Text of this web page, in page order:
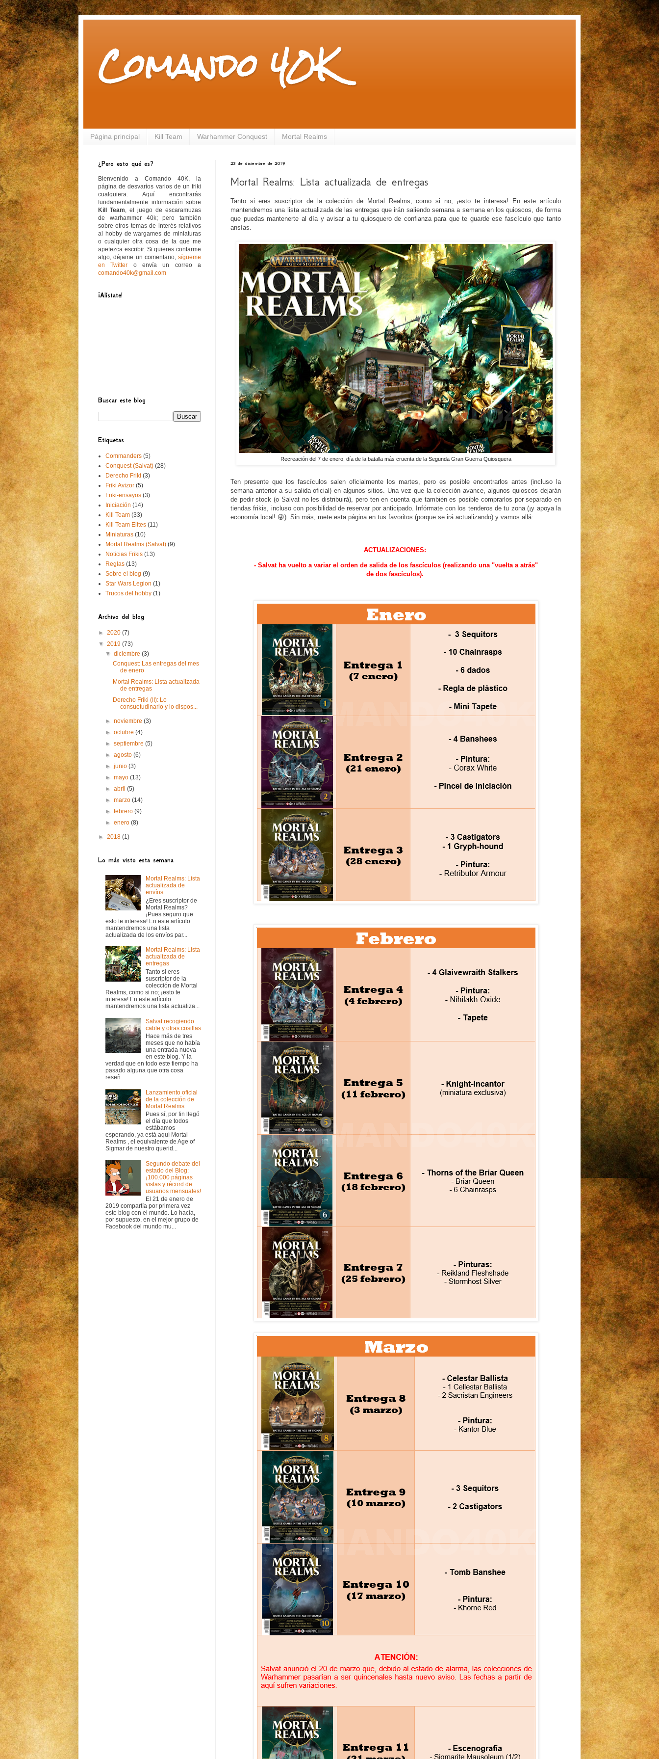
Comando 40K
Página principal Kill Team Warhammer Conquest Mortal Realms
23 de diciembre de 2019
Mortal Realms: Lista actualizada de entregas
Tanto si eres suscriptor de la colección de Mortal Realms, como si no; ¡esto te interesa! En este artículo
mantendremos una lista actualizada de las entregas que irán saliendo semana a semana en los quioscos, de forma
que puedas mantenerte al día y avisar a tu quiosquero de confianza para que te guarde ese fascículo que tanto
ansías.
Recreación del 7 de enero, día de la batalla más cruenta de la Segunda Gran Guerra Quiosquera
Ten presente que los fascículos salen oficialmente los martes, pero es posible encontrarlos antes (incluso la
semana anterior a su salida oficial) en algunos sitios. Una vez que la colección avance, algunos quioscos dejarán
de pedir stock (o Salvat no les distribuirá), pero ten en cuenta que también es posible comprarlos por separado en
tiendas frikis, incluso con posibilidad de reservar por anticipado. Infórmate con los tenderos de tu zona (¡y apoya la
economía local! 😜). Sin más, mete esta página en tus favoritos (porque se irá actualizando) y vamos allá:
ACTUALIZACIONES:
- Salvat ha vuelto a variar el orden de salida de los fascículos (realizando una "vuelta a atrás"
de dos fascículos).
¿Pero esto qué es?
Bienvenido a Comando 40K, la
página de desvaríos varios de un friki
cualquiera. Aquí encontrarás
fundamentalmente información sobre
Kill Team , el juego de escaramuzas
de warhammer 40k; pero también
sobre otros temas de interés relativos
al hobby de wargames de miniaturas
o cualquier otra cosa de la que me
apetezca escribir. Si quieres contarme
algo, déjame un comentario, sígueme
en Twitter o envía un correo a
comando40k@gmail.com
¡Alístate!
Buscar este blog
Etiquetas
Commanders (5)
Conquest (Salvat) (28)
Derecho Friki (3)
Friki Avizor (5)
Friki-ensayos (3)
Iniciación (14)
Kill Team (33)
Kill Team Elites (11)
Miniaturas (10)
Mortal Realms (Salvat) (9)
Noticias Frikis (13)
Reglas (13)
Sobre el blog (9)
Star Wars Legion (1)
Trucos del hobby (1)
Archivo del blog
► 2020 (7)
▼ 2019 (73)
▼diciembre(3)
Conquest: Las entregas del mes
de enero
Mortal Realms: Lista actualizada
de entregas
Derecho Friki (II): Lo
consuetudinario y lo dispos...
►noviembre(3)
►octubre(4)
►septiembre(5)
►agosto(6)
►junio(3)
►mayo(13)
►abril(5)
►marzo(14)
►febrero(9)
►enero(8)
► 2018 (1)
Lo más visto esta semana
Mortal Realms: Lista
actualizada de
envíos
¿Eres suscriptor de
Mortal Realms?
¡Pues seguro que
esto te interesa! En este artículo
mantendremos una lista
actualizada de los envíos par...
Mortal Realms: Lista
actualizada de
entregas
Tanto si eres
suscriptor de la
colección de Mortal
Realms, como si no; ¡esto te
interesa! En este artículo
mantendremos una lista actualiza...
Salvat recogiendo
cable y otras cosillas
Hace más de tres
meses que no había
una entrada nueva
en este blog. Y la
verdad que en todo este tiempo ha
pasado alguna que otra cosa
reseñ...
Lanzamiento oficial
de la colección de
Mortal Realms
Pues sí, por fin llegó
el día que todos
estábamos
esperando, ya está aquí Mortal
Realms , el equivalente de Age of
Sigmar de nuestro querid...
Segundo debate del
estado del Blog:
¡100.000 páginas
vistas y récord de
usuarios mensuales!
El 21 de enero de
2019 compartía por primera vez
este blog con el mundo. Lo hacía,
por supuesto, en el mejor grupo de
Facebook del mundo mu...